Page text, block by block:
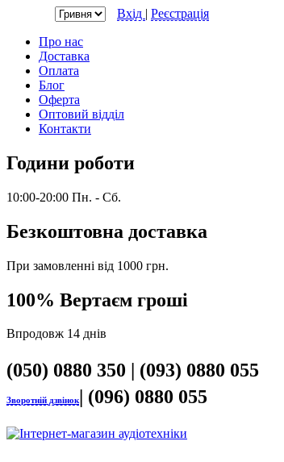
Вхід | Реєстрація
Про нас
Доставка
Оплата
Блог
Оферта
Оптовий відділ
Контакти
Години роботи
10:00-20:00 Пн. - Сб.
Безкоштовна доставка
При замовленні від 1000 грн.
100% Вертаєм гроші
Впродовж 14 днів
(050) 0880 350 | (093) 0880 055
Зворотній дзвінок| (096) 0880 055